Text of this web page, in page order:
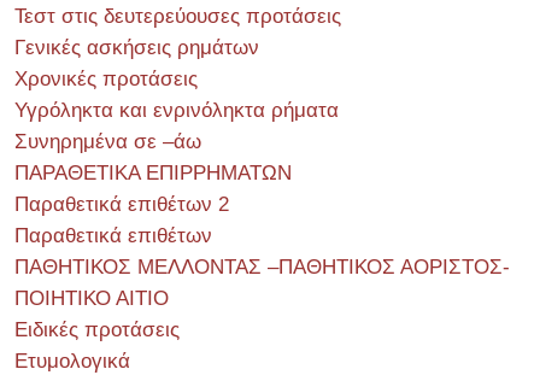
Τεστ στις δευτερεύουσες προτάσεις
Γενικές ασκήσεις ρημάτων
Χρονικές προτάσεις
Υγρόληκτα και ενρινόληκτα ρήματα
Συνηρημένα σε –άω
ΠΑΡΑΘΕΤΙΚΑ ΕΠΙΡΡΗΜΑΤΩΝ
Παραθετικά επιθέτων 2
Παραθετικά επιθέτων
ΠΑΘΗΤΙΚΟΣ ΜΕΛΛΟΝΤΑΣ –ΠΑΘΗΤΙΚΟΣ ΑΟΡΙΣΤΟΣ-
ΠΟΙΗΤΙΚΟ ΑΙΤΙΟ
Ειδικές προτάσεις
Ετυμολογικά